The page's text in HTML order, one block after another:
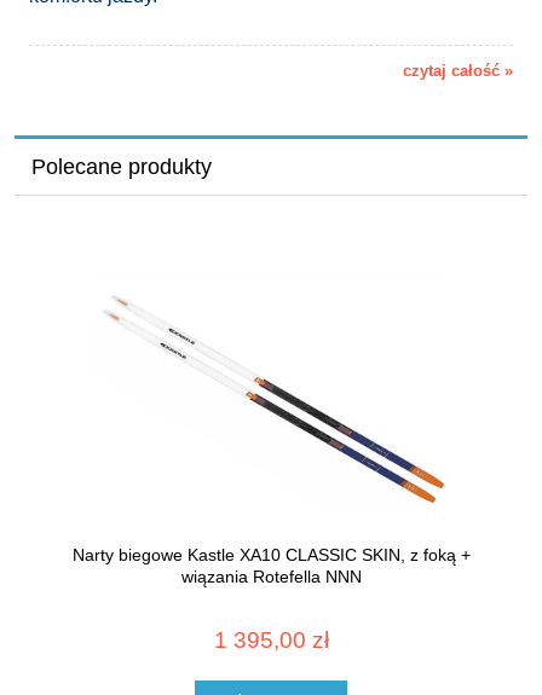
czytaj całość »
Polecane produkty
Narty biegowe Kastle XA10 CLASSIC SKIN, z foką +
wiązania Rotefella NNN
1 395,00 zł